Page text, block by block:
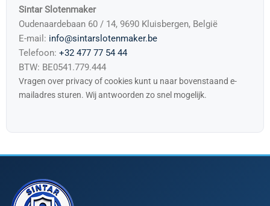
Sintar Slotenmaker
Oudenaardebaan 60 / 14, 9690 Kluisbergen, België
E-mail: info@sintarslotenmaker.be
Telefoon: +32 477 77 54 44
BTW: BE0541.779.444
Vragen over privacy of cookies kunt u naar bovenstaand e-
mailadres sturen. Wij antwoorden zo snel mogelijk.